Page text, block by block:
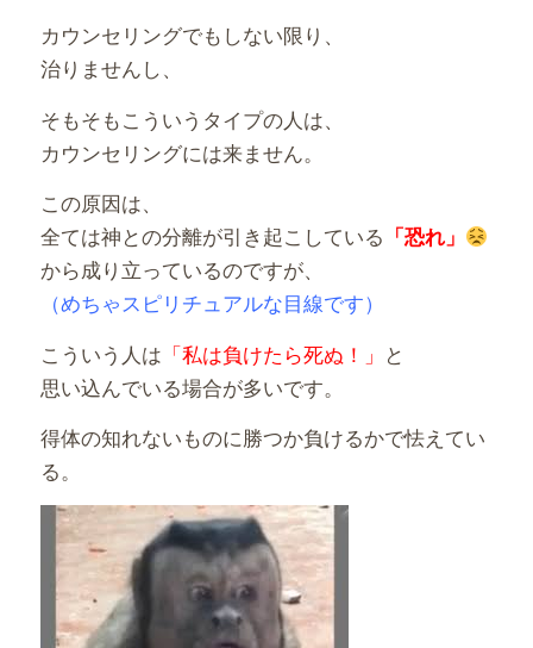
カウンセリングでもしない限り、
治りませんし、
そもそもこういうタイプの人は、
カウンセリングには来ません。
この原因は、
全ては神との分離が引き起こしている 「恐れ」
から成り立っているのですが、
（めちゃスピリチュアルな目線です）
こういう人は 「私は負けたら死ぬ！」 と
思い込んでいる場合が多いです。
得体の知れないものに勝つか負けるかで怯えてい
る。